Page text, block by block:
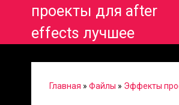
проекты для after
effects лучшее
Главная » Файлы » Эффекты